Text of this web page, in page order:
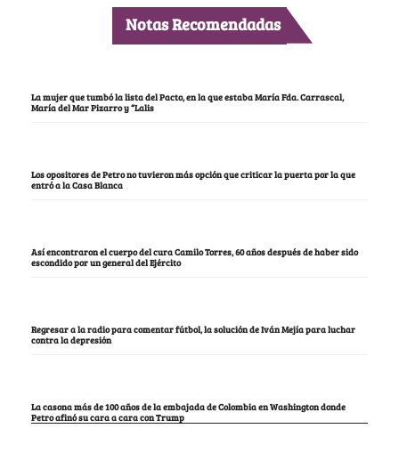
Notas Recomendadas
La mujer que tumbó la lista del Pacto, en la que estaba María Fda. Carrascal,
María del Mar Pizarro y “Lalis
Los opositores de Petro no tuvieron más opción que criticar la puerta por la que
entró a la Casa Blanca
Así encontraron el cuerpo del cura Camilo Torres, 60 años después de haber sido
escondido por un general del Ejército
Regresar a la radio para comentar fútbol, la solución de Iván Mejía para luchar
contra la depresión
La casona más de 100 años de la embajada de Colombia en Washington donde
Petro afinó su cara a cara con Trump